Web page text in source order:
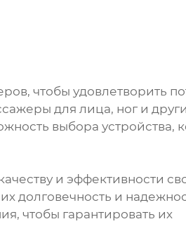
чтобы удовлетворить
для лица, ног и
выбора устройства,
и эффективности
долговечность и
чтобы гарантировать их